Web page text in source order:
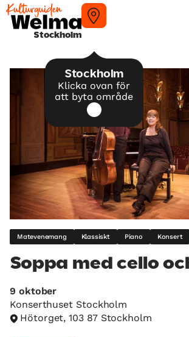
Stockholm
Stockholm
Klicka ovan för
att byta område
Matevenemang Klassiskt Piano Konsert
Soppa med cello
9 oktober
Konserthuset Stockholm
Hötorget, 103 87 Stockholm